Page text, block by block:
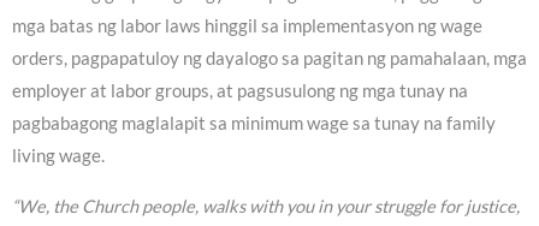
mga batas ng labor laws hinggil sa implementasyon ng wage
orders, pagpapatuloy ng dayalogo sa pagitan ng pamahalaan, mga
employer at labor groups, at pagsusulong ng mga tunay na
pagbabagong maglalapit sa minimum wage sa tunay na family
living wage.
“We, the Church people, walks with you in your struggle for justice,